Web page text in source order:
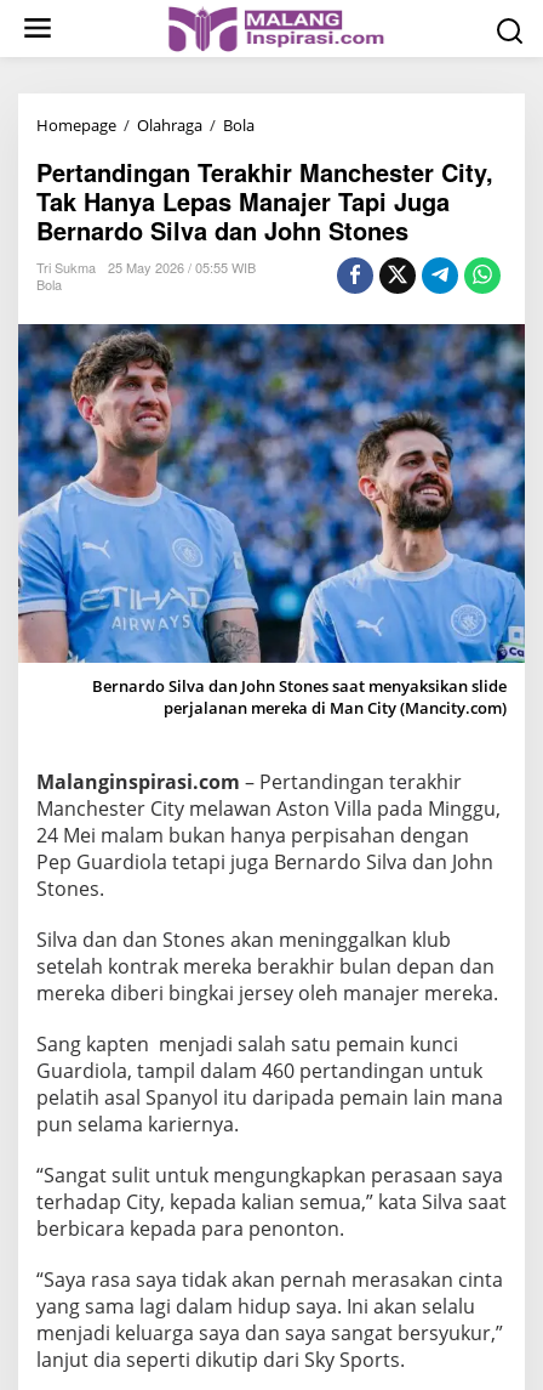
Homepage / Olahraga / Bola
r
t
a
n
i
n
g
a
n
T
e
r
a
k
h
i
r
M
a
h
e
t
r
C
i
y
,
T
H
a
n
a
L
e
Pertandingan Terakhir Manchester City,
Tak Hanya Lepas Manajer Tapi Juga
Bernardo Silva dan John Stones
Tri Sukma
25 May 2026 / 05:55 WIB
Bola
Bernardo Silva dan John Stones saat menyaksikan slide
perjalanan mereka di Man City (Mancity.com)
Malanginspirasi.com – Pertandingan terakhir
Manchester City melawan Aston Villa pada Minggu,
24 Mei malam bukan hanya perpisahan dengan
Pep Guardiola tetapi juga Bernardo Silva dan John
Stones.
Silva dan dan Stones akan meninggalkan klub
setelah kontrak mereka berakhir bulan depan dan
mereka diberi bingkai jersey oleh manajer mereka.
Sang kapten menjadi salah satu pemain kunci
Guardiola, tampil dalam 460 pertandingan untuk
pelatih asal Spanyol itu daripada pemain lain mana
pun selama kariernya.
“Sangat sulit untuk mengungkapkan perasaan saya
terhadap City, kepada kalian semua,” kata Silva saat
berbicara kepada para penonton.
“Saya rasa saya tidak akan pernah merasakan cinta
yang sama lagi dalam hidup saya. Ini akan selalu
menjadi keluarga saya dan saya sangat bersyukur,”
lanjut dia seperti dikutip dari Sky Sports.